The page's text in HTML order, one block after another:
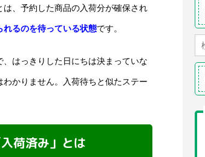
、予約した商品の入荷分が確保され
れるのを待っている状態です。
はっきりした日にちは決まっていな
かりません。入荷待ちと似たステー
荷済み」とは